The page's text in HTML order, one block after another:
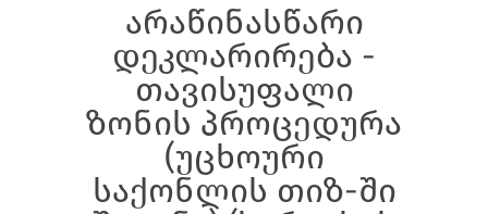
არაწინასწარი
დეკლარირება -
თავისუფალი
ზონის პროცედურა
(უცხოური
საქონლის თიზ-ში